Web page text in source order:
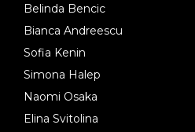
Belinda Bencic
Bianca Andreescu
Sofia Kenin
Simona Halep
Naomi Osaka
Elina Svitolina